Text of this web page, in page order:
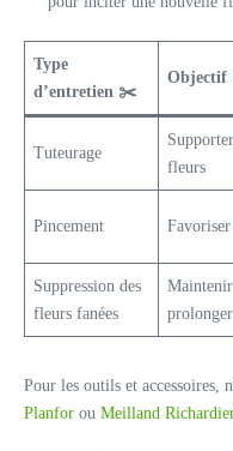
Type
d’entretien ✂️
Objectif
Tuteurage
fleurs
Pincement
Suppression des
fleurs fanées
Pour les outils et accessoires,
Planfor ou Meilland